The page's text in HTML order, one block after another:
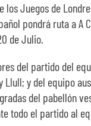
los Juegos de
pondrá ruta a A
de Julio.
del partido del
Llull; y del equipo
del pabellón
todo el partido al